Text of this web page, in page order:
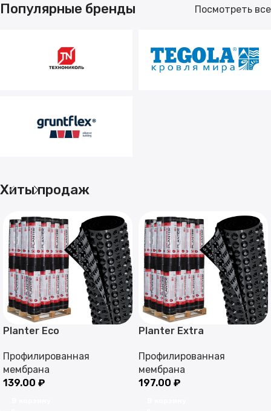
Популярные бренды Посмотреть все
Хиты продаж
Planter Eco
Профилированная
мембрана
139.00 ₽
Planter Extra
Профилированная
мембрана
197.00 ₽